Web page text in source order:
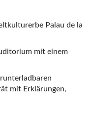
Palau de la
mit einem
mit Erklärungen,